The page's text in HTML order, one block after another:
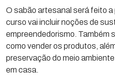
O sabão artesanal será feito a
curso vai incluir noções de
empreendedorismo. Também
como vender os produtos,
preservação do meio
em casa.